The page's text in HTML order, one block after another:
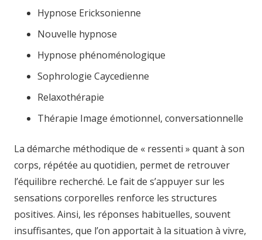
Hypnose Ericksonienne
Nouvelle hypnose
Hypnose phénoménologique
Sophrologie Caycedienne
Relaxothérapie
Thérapie Image émotionnel, conversationnelle
La démarche méthodique de « ressenti » quant à son
corps, répétée au quotidien, permet de retrouver
l’équilibre recherché. Le fait de s’appuyer sur les
sensations corporelles renforce les structures
positives. Ainsi, les réponses habituelles, souvent
insuffisantes, que l’on apportait à la situation à vivre,